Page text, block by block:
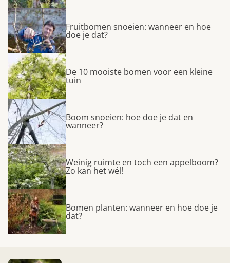
Fruitbomen snoeien: wanneer en hoe
doe je dat?
De 10 mooiste bomen voor een kleine
tuin
Boom snoeien: hoe doe je dat en
wanneer?
Weinig ruimte en toch een appelboom?
Zo kan het wél!
Bomen planten: wanneer en hoe doe je
dat?